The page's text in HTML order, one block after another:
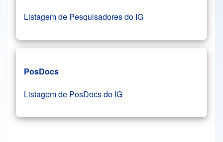
Listagem de Pesquisadores do IG
PosDocs
Listagem de PosDocs do IG